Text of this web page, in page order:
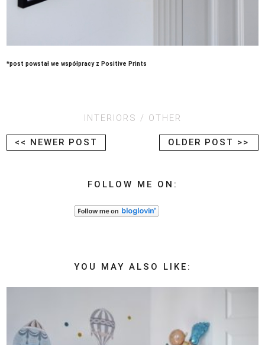
*post powstał we współpracy z Positive Prints
INTERIORS OTHER
<< NEWER POST OLDER POST >>
FOLLOW ME ON:
YOU MAY ALSO LIKE: